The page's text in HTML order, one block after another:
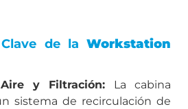
de la Workstation
y Filtración: La cabina
sistema de recirculación de